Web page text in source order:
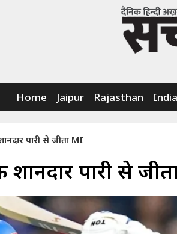
Home Jaipur Rajasthan India
पारी से जीता MI
शानदार पारी से